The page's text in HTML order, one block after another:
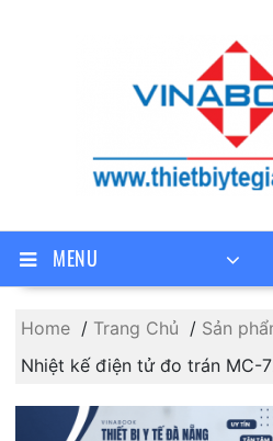
MENU
Home Trang Chủ
Sản
Nhiệt kế điện tử đo trán MC-